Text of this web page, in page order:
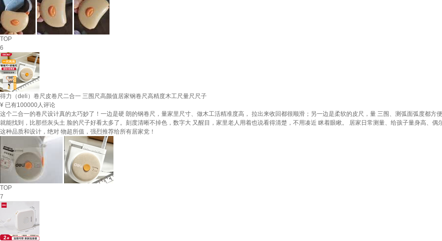
TOP
6
得力（deli）卷尺皮卷尺二合一 三围尺高颜值居家钢卷尺高精度木工尺量尺尺子
¥ 已有100000人评论
这个二合一的卷尺设计真的太巧妙了！一边是硬 朗的钢卷尺，量家里尺寸、做木工活精准度高， 拉出来收回都很顺滑；另一边是柔软的皮尺，量 三围、测弧面弧度都
就能找到，比那些灰头土 脸的尺子好看太多了。刻度清晰不掉色，数字大 又醒目，家里老人用着也说看得清楚，不用凑近 眯着眼瞅。 居家日常测量、给孩子量身高、
这种品质和设计，绝对 物超所值，强烈推荐给所有居家党！
TOP
7